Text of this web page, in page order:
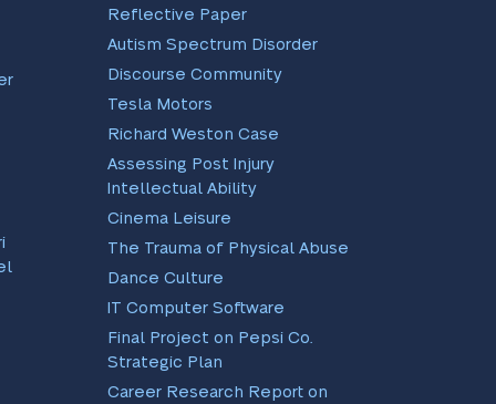
Reflective Paper
Autism Spectrum Disorder
Discourse Community
Tesla Motors
Richard Weston Case
Assessing Post Injury
Intellectual Ability
Cinema Leisure
The Trauma of Physical Abuse
Dance Culture
IT Computer Software
Final Project on Pepsi Co.
Strategic Plan
Career Research Report on